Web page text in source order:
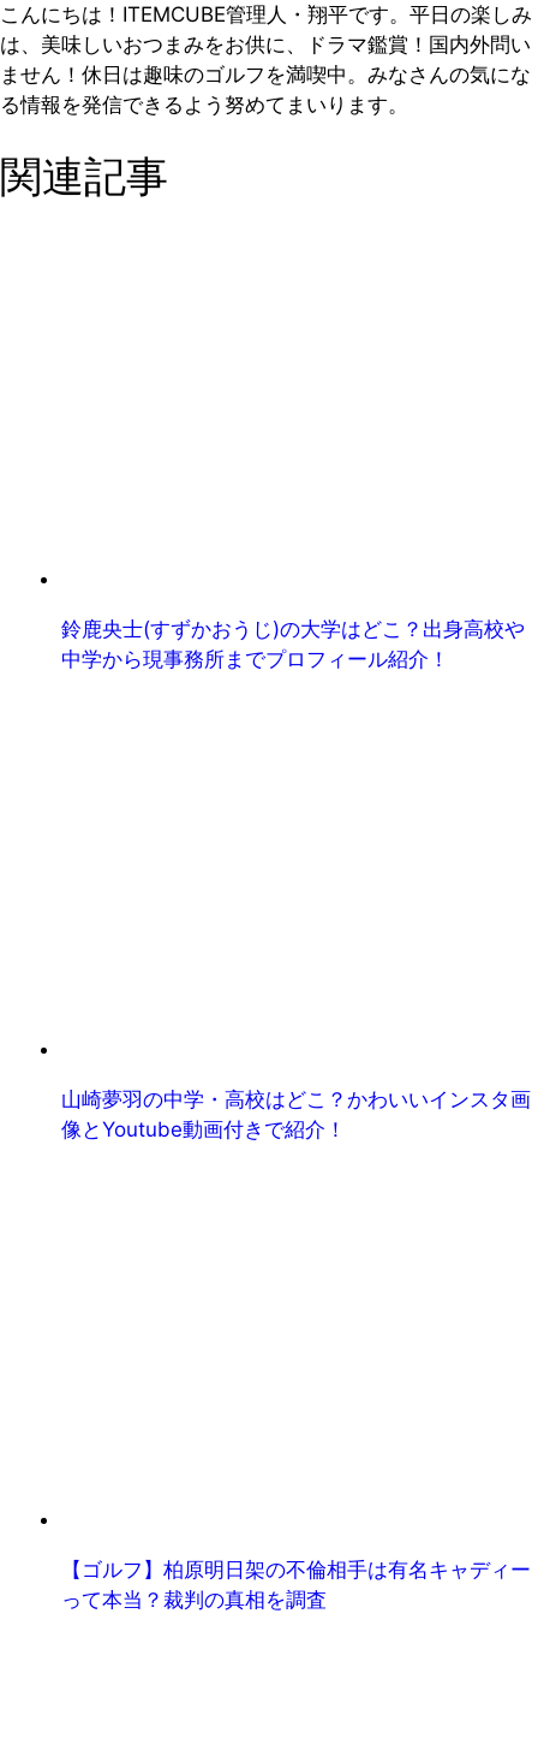
こんにちは！ITEMCUBE管理人・翔平です。平日の楽しみ
は、美味しいおつまみをお供に、ドラマ鑑賞！国内外問い
ません！休日は趣味のゴルフを満喫中。みなさんの気にな
る情報を発信できるよう努めてまいります。
関連記事
鈴鹿央士(すずかおうじ)の大学はどこ？出身高校や
中学から現事務所までプロフィール紹介！
山崎夢羽の中学・高校はどこ？かわいいインスタ画
像とYoutube動画付きで紹介！
【ゴルフ】柏原明日架の不倫相手は有名キャディー
って本当？裁判の真相を調査